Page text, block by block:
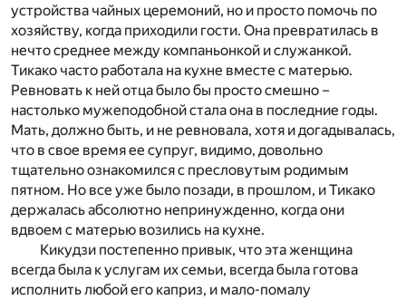
устройства чайных церемоний, но и просто помочь по
хозяйству, когда приходили гости. Она превратилась в
нечто среднее между компаньонкой и служанкой.
Тикако часто работала на кухне вместе с матерью.
Ревновать к ней отца было бы просто смешно –
настолько мужеподобной стала она в последние годы.
Мать, должно быть, и не ревновала, хотя и догадывалась,
что в свое время ее супруг, видимо, довольно
тщательно ознакомился с пресловутым родимым
пятном. Но все уже было позади, в прошлом, и Тикако
держалась абсолютно непринужденно, когда они
вдвоем с матерью возились на кухне.
Кикудзи постепенно привык, что эта женщина
всегда была к услугам их семьи, всегда была готова
исполнить любой его каприз, и мало-помалу